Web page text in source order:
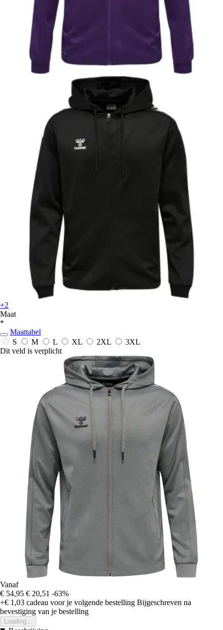
+2
Maat
*
Maattabel
S
M L XL 2XL
3XL
Dit veld is verplicht
Vanaf
€ 54,95 € 20,51 -63%
+€ 1,03 cadeau voor je volgende bestelling Bijgeschreven na
bevestiging van je bestelling
Loading...